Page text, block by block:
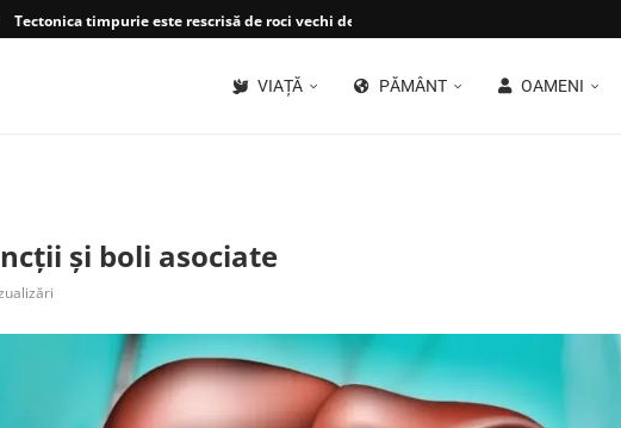
Tectonica timpurie este rescrisă de roci vechi de...
VIAȚĂ PĂMÂNT OAMENI
și boli asociate